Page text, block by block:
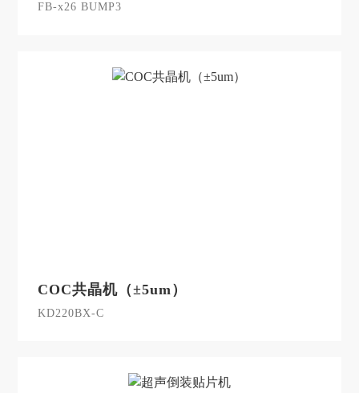
FB-x26 BUMP3
COC共晶机（±5um）
KD220BX-C